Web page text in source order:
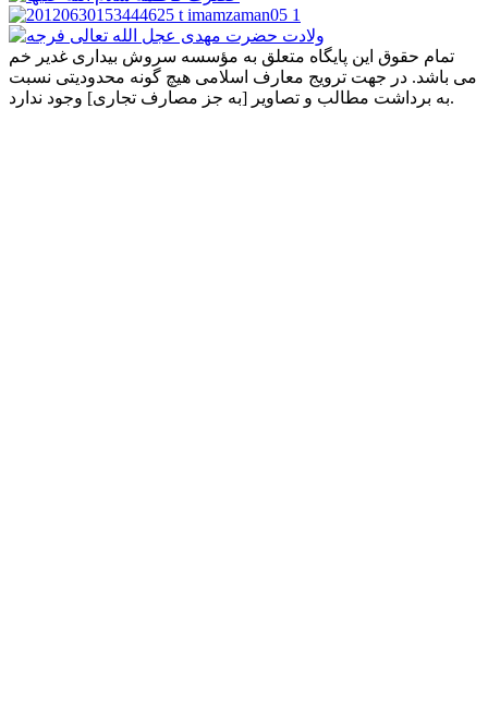
تمام حقوق این پایگاه متعلق به مؤسسه سروش بیداری غدیر خم
می باشد. در جهت ترویج معارف اسلامی هیچ گونه محدودیتی نسبت
به برداشت مطالب و تصاویر [به جز مصارف تجاری] وجود ندارد.